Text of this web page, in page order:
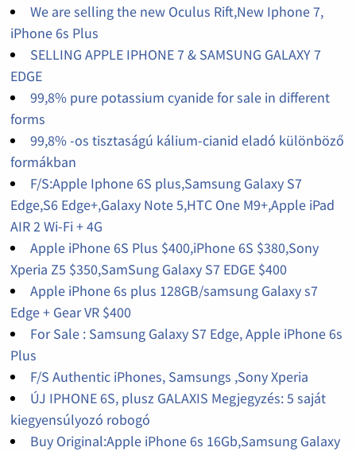
We are selling the new Oculus Rift,New Iphone 7,
iPhone 6s Plus
SELLING APPLE IPHONE 7 & SAMSUNG GALAXY 7
EDGE
99,8% pure potassium cyanide for sale in different
forms
99,8% -os tisztaságú kálium-cianid eladó különböző
formákban
F/S:Apple Iphone 6S plus,Samsung Galaxy S7
Edge,S6 Edge+,Galaxy Note 5,HTC One M9+,Apple iPad
AIR 2 Wi-Fi + 4G
Apple iPhone 6S Plus $400,iPhone 6S $380,Sony
Xperia Z5 $350,SamSung Galaxy S7 EDGE $400
Apple iPhone 6s plus 128GB/samsung Galaxy s7
Edge + Gear VR $400
For Sale : Samsung Galaxy S7 Edge, Apple iPhone 6s
Plus
F/S Authentic iPhones, Samsungs ,Sony Xperia
ÚJ IPHONE 6S, plusz GALAXIS Megjegyzés: 5 saját
kiegyensúlyozó robogó
Buy Original:Apple iPhone 6s 16Gb,Samsung Galaxy